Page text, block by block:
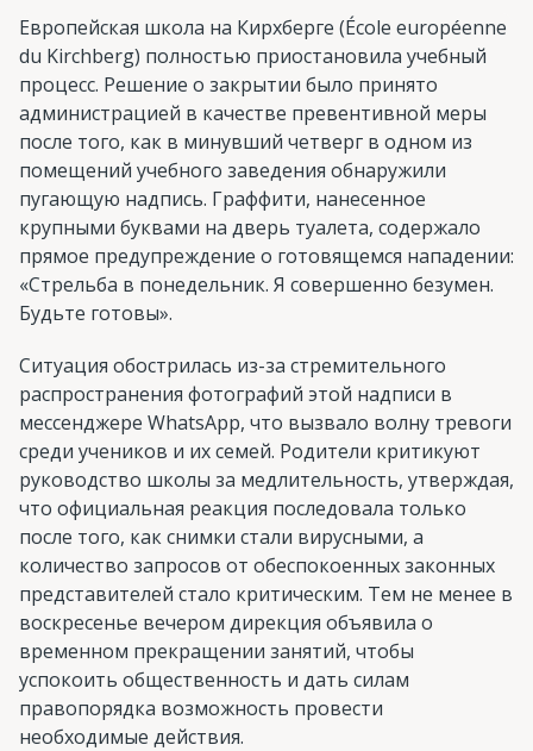
Европейская школа на Кирхберге (École européenne
du Kirchberg) полностью приостановила учебный
процесс. Решение о закрытии было принято
администрацией в качестве превентивной меры
после того, как в минувший четверг в одном из
помещений учебного заведения обнаружили
пугающую надпись. Граффити, нанесенное
крупными буквами на дверь туалета, содержало
прямое предупреждение о готовящемся нападении:
«Стрельба в понедельник. Я совершенно безумен.
Будьте готовы».
Ситуация обострилась из-за стремительного
распространения фотографий этой надписи в
мессенджере WhatsApp, что вызвало волну тревоги
среди учеников и их семей. Родители критикуют
руководство школы за медлительность, утверждая,
что официальная реакция последовала только
после того, как снимки стали вирусными, а
количество запросов от обеспокоенных законных
представителей стало критическим. Тем не менее в
воскресенье вечером дирекция объявила о
временном прекращении занятий, чтобы
успокоить общественность и дать силам
правопорядка возможность провести
необходимые действия.